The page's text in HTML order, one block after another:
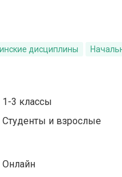
дисциплины
1-3 классы
Студенты и взрослые
Онлайн